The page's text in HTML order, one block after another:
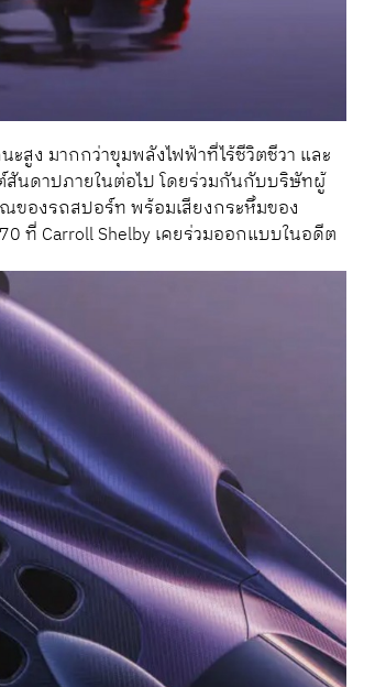
ะสูง มากกว่าขุมพลังไฟฟ้าที่ไร้ชีวิตชีวา และ
สันดาปภายในต่อไป โดยร่วมกันกับบริษัทผู้
ของรถสปอร์ท พร้อมเสียงกระหึ่มของ
ที่ Carroll Shelby เคยร่วมออกแบบในอดีต